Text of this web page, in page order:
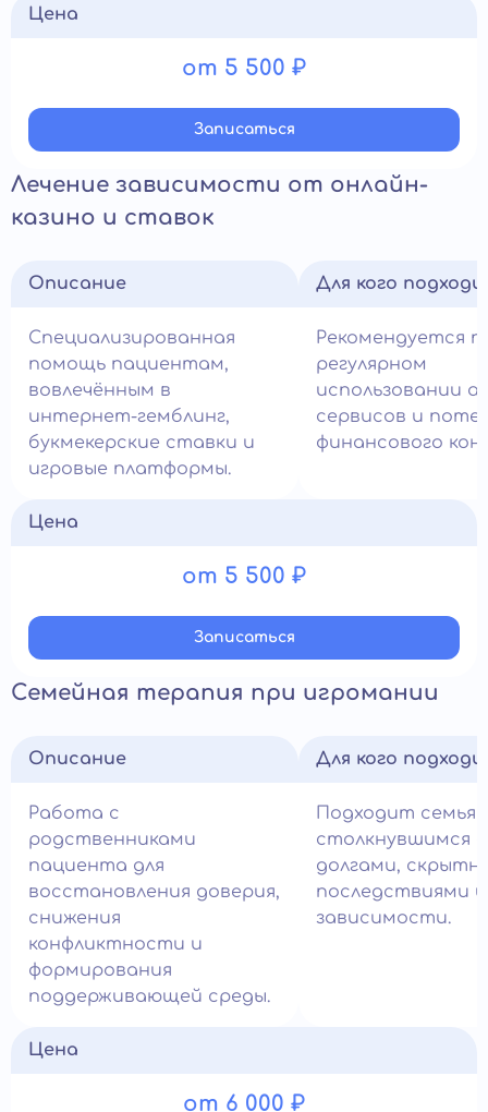
Цена
от 5 500 ₽
Записатьcя
Лечение зависимости от онлайн-
казино и ставок
Описание
Специализированная
помощь пациентам,
вовлечённым в
интернет-гемблинг,
букмекерские ставки и
игровые платформы.
Для кого
Рекомендуется
регулярном
использовании
сервисов и
финансового
Цена
от 5 500 ₽
Записатьcя
Семейная терапия при игромании
Описание
Работа с
родственниками
пациента для
восстановления доверия,
снижения
конфликтности и
формирования
поддерживающей среды.
Для кого
Подходит
столкнувшимся с
долгами,
последствиями
зависимости.
Цена
от 6 000 ₽